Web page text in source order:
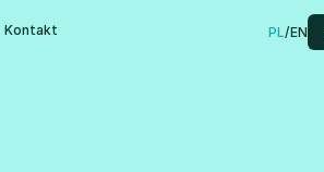
Kontakt PL/EN